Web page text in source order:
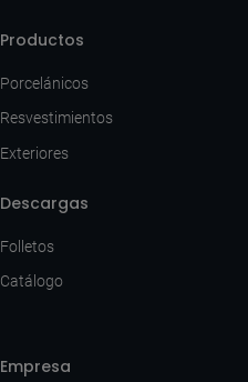
Productos
Porcelánicos
Resvestimientos
Exteriores
Descargas
Folletos
Catálogo
Empresa